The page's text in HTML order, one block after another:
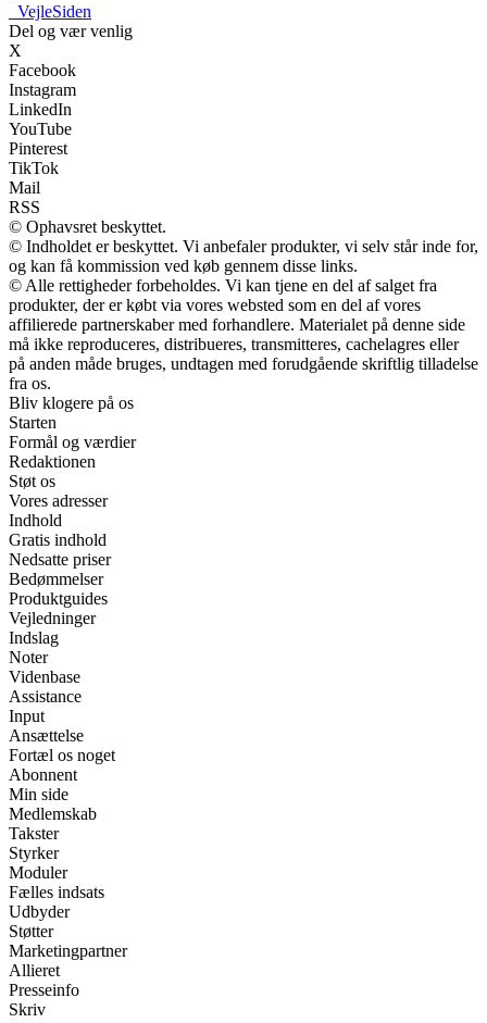
VejleSiden
Del og vær venlig
X
Facebook
Instagram
LinkedIn
YouTube
Pinterest
TikTok
Mail
RSS
© Ophavsret beskyttet.
© Indholdet er beskyttet. Vi anbefaler produkter, vi selv står inde for,
og kan få kommission ved køb gennem disse links.
© Alle rettigheder forbeholdes. Vi kan tjene en del af salget fra
produkter, der er købt via vores websted som en del af vores
affilierede partnerskaber med forhandlere. Materialet på denne side
må ikke reproduceres, distribueres, transmitteres, cachelagres eller
på anden måde bruges, undtagen med forudgående skriftlig tilladelse
fra os.
Bliv klogere på os
Starten
Formål og værdier
Redaktionen
Støt os
Vores adresser
Indhold
Gratis indhold
Nedsatte priser
Bedømmelser
Produktguides
Vejledninger
Indslag
Noter
Videnbase
Assistance
Input
Ansættelse
Fortæl os noget
Abonnent
Min side
Medlemskab
Takster
Styrker
Moduler
Fælles indsats
Udbyder
Støtter
Marketingpartner
Allieret
Presseinfo
Skriv